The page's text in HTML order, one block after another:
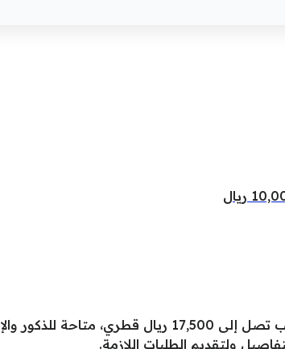
تُعلن المنظمة الدولية للهجرة عن فتح باب التقديم لوظائف في قطر، برواتب تصل إلى
ولتقديم الطلبات اللازمة.